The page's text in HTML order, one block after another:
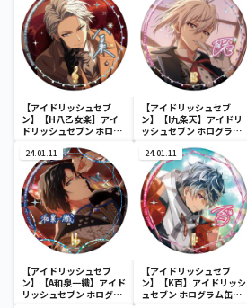
【アイドリッシュセブ
ン】【H八乙女楽】アイ
ドリッシュセブン ホログ
Anniversary ver.～
【アイドリッシュセブ
ン】【I九条天】アイドリ
ッシュセブン ホログラム
Anniversary ver.～
24.01.11
【アイドリッシュセブ
ン】【A和泉一織】アイド
リッシュセブン ホログラ
24.01.11
【アイドリッシュセブ
ン】【K百】アイドリッシ
ュセブン ホログラム缶バ